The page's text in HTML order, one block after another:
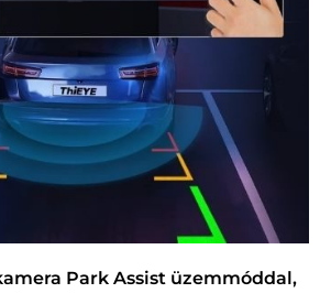
Park Assist üzemmóddal,